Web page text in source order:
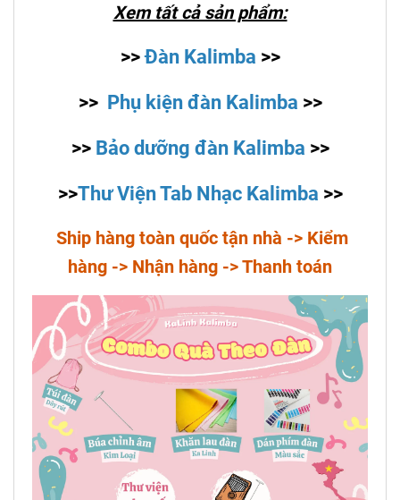
Xem tất cả sản phẩm:
>>Đàn Kalimba >>
>> Phụ kiện đàn Kalimba >>
>> Bảo dưỡng đàn Kalimba >>
>>Thư Viện Tab Nhạc Kalimba >>
Ship hàng toàn quốc tận nhà -> Kiểm
hàng -> Nhận hàng -> Thanh toán